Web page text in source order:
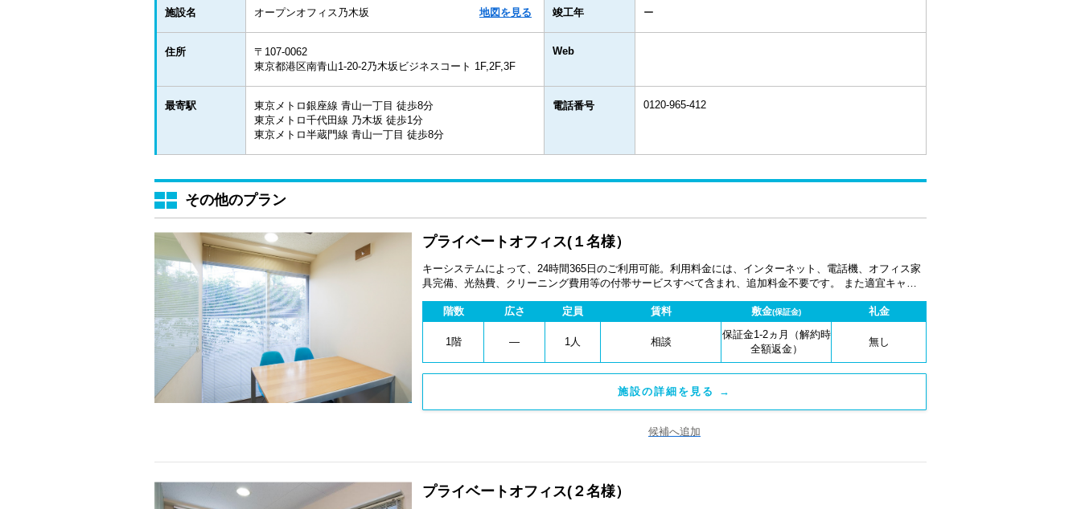
施設名 オープンオフィス乃木坂 地図を見る 竣工年 ー
住所
〒107-0062
東京都港区南青山1-20-2乃木坂ビジネスコート 1F,2F,3F
Web
最寄駅
東京メトロ銀座線 青山一丁目 徒歩8分
東京メトロ千代田線 乃木坂 徒歩1分
東京メトロ半蔵門線 青山一丁目 徒歩8分
電話番号 0120-965-412
その他のプラン
プライベートオフィス(１名様）
キーシステムによって、24時間365日のご利用可能。利用料金には、インターネット、電話機、オフィス家
具完備、光熱費、クリーニング費用等の付帯サービスすべて含まれ、追加料金不要です。 また適宜キャン
階数
広さ 定員 賃料 敷金(保証金) 礼金
1階 ― 1人 相談
保証金1-2ヵ月（解約時
全額返金）
無し
施設の詳細を見る →
候補へ追加
プライベートオフィス(２名様）